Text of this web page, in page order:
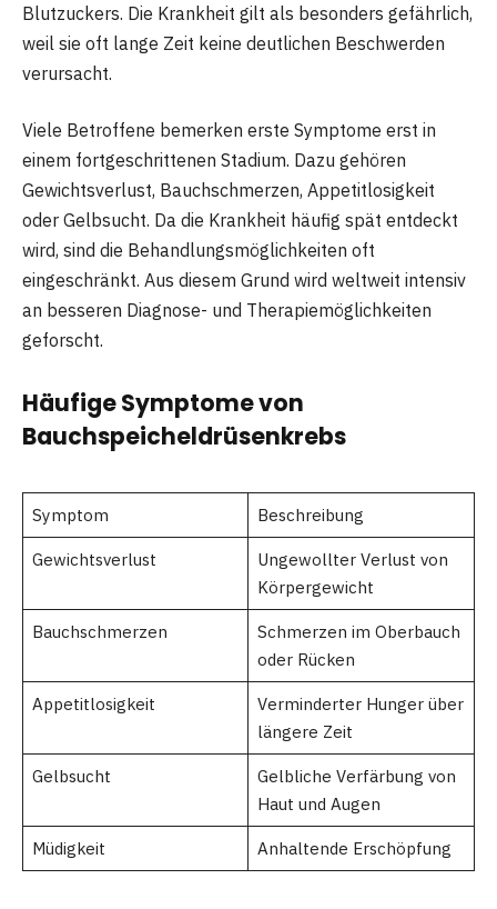
Blutzuckers. Die Krankheit gilt als besonders gefährlich,
weil sie oft lange Zeit keine deutlichen Beschwerden
verursacht.
Viele Betroffene bemerken erste Symptome erst in
einem fortgeschrittenen Stadium. Dazu gehören
Gewichtsverlust, Bauchschmerzen, Appetitlosigkeit
oder Gelbsucht. Da die Krankheit häufig spät entdeckt
wird, sind die Behandlungsmöglichkeiten oft
eingeschränkt. Aus diesem Grund wird weltweit intensiv
an besseren Diagnose- und Therapiemöglichkeiten
geforscht.
Häufige Symptome von
Bauchspeicheldrüsenkrebs
Symptom Beschreibung
Gewichtsverlust
Ungewollter Verlust von
Körpergewicht
Bauchschmerzen
Schmerzen im Oberbauch
oder Rücken
Appetitlosigkeit
Verminderter Hunger über
längere Zeit
Gelbsucht
Gelbliche Verfärbung von
Haut und Augen
Müdigkeit Anhaltende Erschöpfung